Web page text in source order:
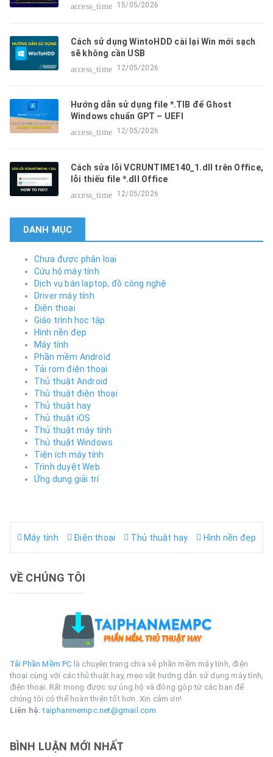
access_time
15/05/2026
Cách sử dụng WintoHDD cài lại Win mới sạch
sẽ không cần USB
access_time
12/05/2026
Hướng dẫn sử dụng file *.TIB để Ghost
Windows chuẩn GPT – UEFI
access_time
12/05/2026
Cách sửa lỗi VCRUNTIME140_1.dll trên Office,
lỗi thiếu file *.dll Office
access_time
12/05/2026
DANH MỤC
Chưa được phân loại
Cứu hộ máy tính
Dịch vụ bán laptop, đồ công nghệ
Driver máy tính
Điện thoại
Giáo trình học tập
Hình nền đẹp
Máy tính
Phần mềm Android
Tải rom điện thoại
Thủ thuật Android
Thủ thuật điện thoại
Thủ thuật hay
Thủ thuật iOS
Thủ thuật máy tính
Thủ thuật Windows
Tiện ích máy tính
Trình duyệt Web
Ứng dụng giải trí
Máy tính Điện thoại Thủ thuật hay Hình nền đẹp
VỀ CHÚNG TÔI
Tải Phần Mềm PC là chuyên trang chia sẻ phần mềm máy tính, điện
thoại cùng với các thủ thuật hay, mẹo vặt hướng dẫn sử dụng máy tính,
điện thoại. Rất mong được sự ủng hộ và đóng góp từ các bạn để
chúng tôi có thể hoàn thiện tốt hơn. Xin cảm ơn!
Liên hệ: taiphanmempc.net@gmail.com
BÌNH LUẬN MỚI NHẤT